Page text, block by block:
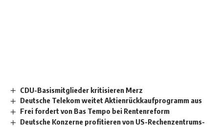
CDU-Basismitglieder kritisieren Merz
Deutsche Telekom weitet Aktienrückkaufprogramm aus
Frei fordert von Bas Tempo bei Rentenreform
Deutsche Konzerne profitieren von US-Rechenzentrums-